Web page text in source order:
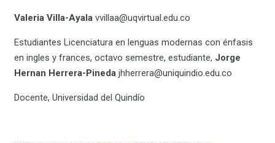
Valeria Villa-Ayala vvillaa@uqvirtual.edu.co
Estudiantes Licenciatura en lenguas modernas con énfasis
en ingles y frances, octavo semestre, estudiante, Jorge
Hernan Herrera-Pineda jhherrera@uniquindio.edu.co
Docente, Universidad del Quindío